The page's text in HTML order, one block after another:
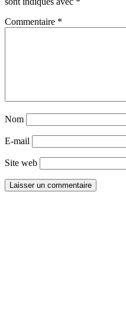
Commentaire *
Nom
E-mail
Site web